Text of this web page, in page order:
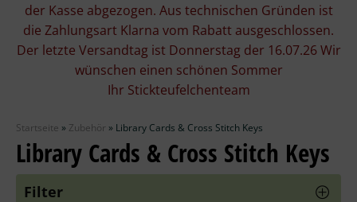
Stoffe
Mill Hill Beads
Wolle
Stricknadeln
der Kasse abgezogen. Aus technischen Gründen ist
die Zahlungsart Klarna vom Rabatt ausgeschlossen.
Der letzte Versandtag ist Donnerstag der 16.07.26 Wir
wünschen einen schönen Sommer
Ihr Stickteufelchenteam
Startseite » Zubehör » Library Cards & Cross Stitch Keys
Library Cards & Cross Stitch Keys
Filter